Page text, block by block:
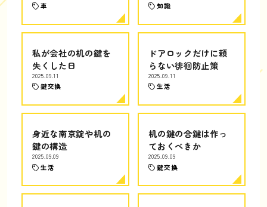
車 知識
私が会社の机の鍵を
失くした日
2025.09.11
鍵交換
ドアロックだけに頼
らない徘徊防止策
2025.09.11
生活
身近な南京錠や机の
鍵の構造
2025.09.09
生活
机の鍵の合鍵は作っ
ておくべきか
2025.09.09
鍵交換